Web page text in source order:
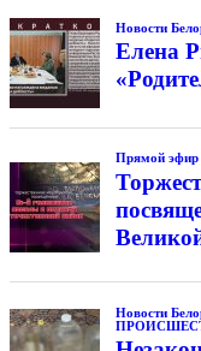
Новости
Елена
Прямой эфир
Новости